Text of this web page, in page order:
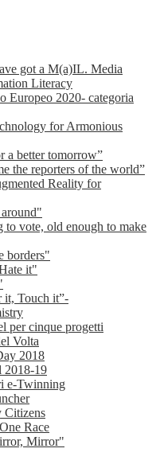
got a M(a)IL. Media
Literacy
Europeo 2020- categoria
for Armonious
a better tomorrow”
the reporters of the world”
Reality for
to vote, old enough to make
borders"
it"
it, Touch it”-
per cinque progetti
Volta
2018
2018-19
e-Twinning
Citizens
Race
Mirror"